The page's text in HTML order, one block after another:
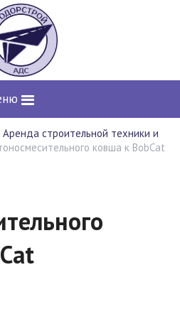
Аренда строительной техники и
ковша к BobCat